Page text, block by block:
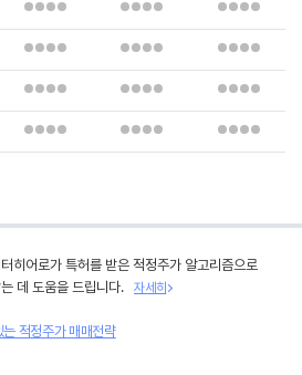
히어로가 특허를 받은 적정주가 알고리즘으로
데 도움을 드립니다.
자세히
적정주가 매매전략